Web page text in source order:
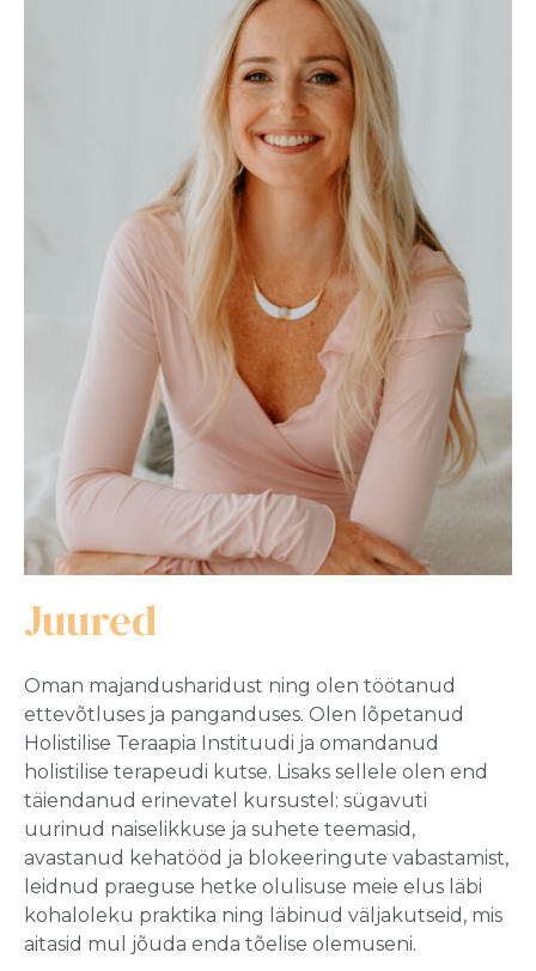
Juured
Oman majandusharidust ning olen töötanud
ettevõtluses ja panganduses. Olen lõpetanud
Holistilise Teraapia Instituudi ja omandanud
holistilise terapeudi kutse. Lisaks sellele olen end
täiendanud erinevatel kursustel: sügavuti
uurinud naiselikkuse ja suhete teemasid,
avastanud kehatööd ja blokeeringute vabastamist,
leidnud praeguse hetke olulisuse meie elus läbi
kohaloleku praktika ning läbinud väljakutseid, mis
aitasid mul jõuda enda tõelise olemuseni.